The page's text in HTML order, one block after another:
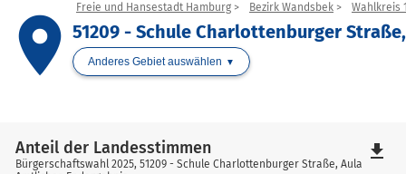
place
Freie und Hansestadt Hamburg Bezirk Wandsbek Wahlkreis
51209 - Schule Charlottenburger
Anderes Gebiet auswählen
Anteil der Landesstimmen
Bürgerschaftswahl 2025, 51209 - Schule Charlottenburger Straße, Aula
file_download